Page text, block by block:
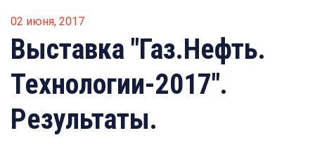
02 июня, 2017
Выставка "Газ.Нефть.
Технологии-2017".
Результаты.